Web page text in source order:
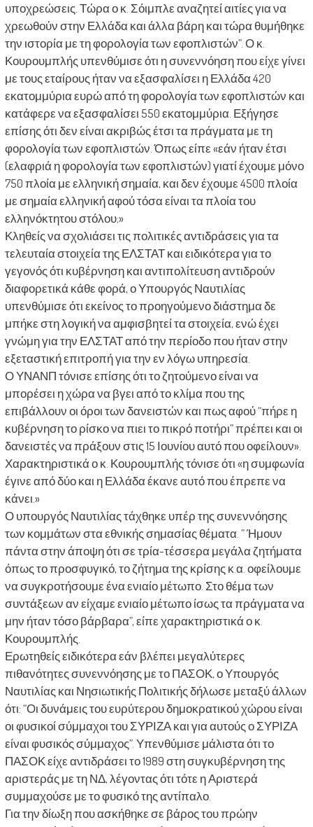
υποχρεώσεις. Τώρα ο κ. Σόιμπλε αναζητεί αιτίες για να
χρεωθούν στην Ελλάδα και άλλα βάρη και τώρα θυμήθηκε
την ιστορία με τη φορολογία των εφοπλιστών”. Ο κ.
Κουρουμπλής υπενθύμισε ότι η συνεννόηση που είχε γίνει
με τους εταίρους ήταν να εξασφαλίσει η Ελλάδα 420
εκατομμύρια ευρώ από τη φορολογία των εφοπλιστών και
κατάφερε να εξασφαλίσει 550 εκατομμύρια. Εξήγησε
επίσης ότι δεν είναι ακριβώς έτσι τα πράγματα με τη
φορολογία των εφοπλιστών. Όπως είπε «εάν ήταν έτσι
(ελαφριά η φορολογία των εφοπλιστών) γιατί έχουμε μόνο
750 πλοία με ελληνική σημαία, και δεν έχουμε 4500 πλοία
με σημαία ελληνική αφού τόσα είναι τα πλοία του
ελληνόκτητου στόλου;»
Κληθείς να σχολιάσει τις πολιτικές αντιδράσεις για τα
τελευταία στοιχεία της ΕΛΣΤΑΤ και ειδικότερα για το
γεγονός ότι κυβέρνηση και αντιπολίτευση αντιδρούν
διαφορετικά κάθε φορά, ο Υπουργός Ναυτιλίας
υπενθύμισε ότι εκείνος το προηγούμενο διάστημα δε
μπήκε στη λογική να αμφισβητεί τα στοιχεία, ενώ έχει
γνώμη για την ΕΛΣΤΑΤ από την περίοδο που ήταν στην
εξεταστική επιτροπή για την εν λόγω υπηρεσία.
Ο ΥΝΑΝΠ τόνισε επίσης ότι το ζητούμενο είναι να
μπορέσει η χώρα να βγει από το κλίμα που της
επιβάλλουν οι όροι των δανειστών και πως αφού “πήρε η
κυβέρνηση το ρίσκο να πιει το πικρό ποτήρι” πρέπει και οι
δανειστές να πράξουν στις 15 Ιουνίου αυτό που οφείλουν».
Χαρακτηριστικά ο κ. Κουρουμπλής τόνισε ότι «η συμφωνία
έγινε από δύο και η Ελλάδα έκανε αυτό που έπρεπε να
κάνει.»
Ο υπουργός Ναυτιλίας τάχθηκε υπέρ της συνεννόησης
των κομμάτων στα εθνικής σημασίας θέματα. ” Ήμουν
πάντα στην άποψη ότι σε τρία-τέσσερα μεγάλα ζητήματα
όπως το προσφυγικό, το ζήτημα της κρίσης κ.α. οφείλουμε
να συγκροτήσουμε ένα ενιαίο μέτωπο. Στο θέμα των
συντάξεων αν είχαμε ενιαίο μέτωπο ίσως τα πράγματα να
μην ήταν τόσο βάρβαρα”, είπε χαρακτηριστικά ο κ.
Κουρουμπλής.
Ερωτηθείς ειδικότερα εάν βλέπει μεγαλύτερες
πιθανότητες συνεννόησης με το ΠΑΣΟΚ, ο Υπουργός
Ναυτιλίας και Νησιωτικής Πολιτικής δήλωσε μεταξύ άλλων
ότι: “Οι δυνάμεις του ευρύτερου δημοκρατικού χώρου είναι
οι φυσικοί σύμμαχοι του ΣΥΡΙΖΑ και για αυτούς ο ΣΥΡΙΖΑ
είναι φυσικός σύμμαχος”. Υπενθύμισε μάλιστα ότι το
ΠΑΣΟΚ είχε αντιδράσει το 1989 στη συγκυβέρνηση της
αριστεράς με τη ΝΔ, λέγοντας ότι τότε η Αριστερά
συμμαχούσε με το φυσικό της αντίπαλο.
Για την δίωξη που ασκήθηκε σε βάρος του πρώην